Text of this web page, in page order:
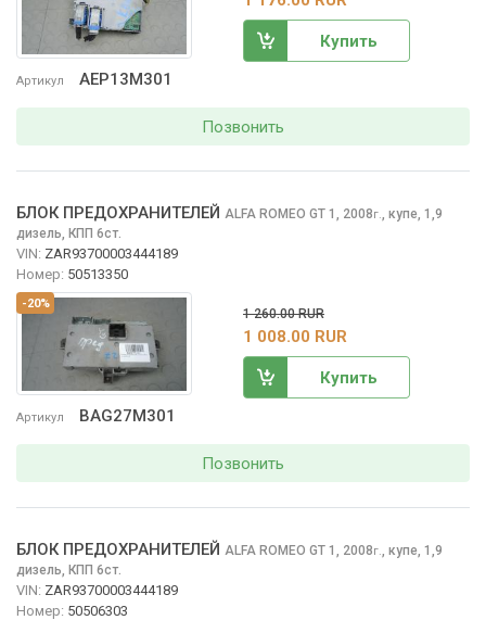
Артикул AEP13M301
Купить
Позвонить
-20%
Артикул BAG27M301
БЛОК ПРЕДОХРАНИТЕЛЕЙ ALFA ROMEO GT 1, 2008г. купе, 1,9
дизель, КПП 6ст.
VIN: ZAR93700003444189
Номер: 50513350
1 260.00 RUR
1 008.00 RUR
Купить
Позвонить
БЛОК ПРЕДОХРАНИТЕЛЕЙ ALFA ROMEO GT 1, 2008г. купе, 1,9
дизель, КПП 6ст.
VIN: ZAR93700003444189
Номер: 50506303